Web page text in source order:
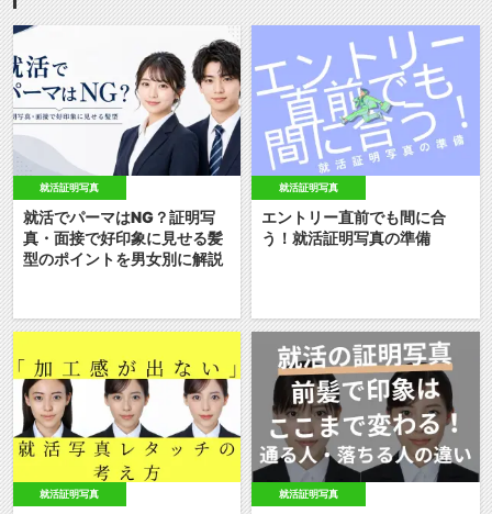
就活証明写真
就活でパーマはNG？証明写
真・面接で好印象に見せる髪
型のポイントを男女別に解説
就活証明写真
エントリー直前でも間に合
う！就活証明写真の準備
就活証明写真 就活証明写真